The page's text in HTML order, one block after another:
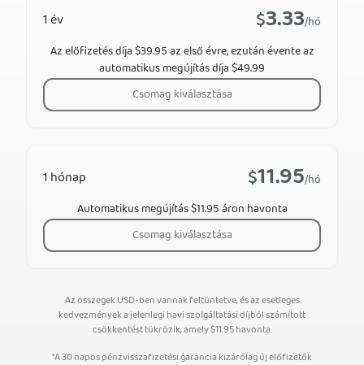
1 hónap $11.95/hó
Automatikus megújítás $11.95 áron havonta
Csomag kiválasztása
1 év $3.33/hó
Az előfizetés díja $39.95 az első évre, ezután évente az
automatikus megújítás díja $49.99
Csomag kiválasztása
Az összegek USD-ben vannak feltüntetve, és az esetleges
kedvezmények a jelenlegi havi szolgáltatási díjból számított
csökkentést tükrözik, amely$11.95havonta.
*A 30 napos pénzvisszafizetési garancia kizárólag új előfizetők